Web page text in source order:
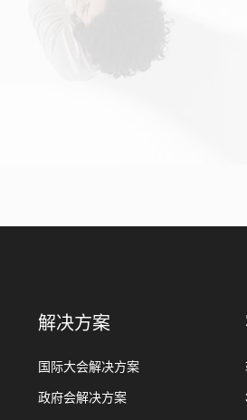
解决方案
国际大会解决方案
政府会解决方案